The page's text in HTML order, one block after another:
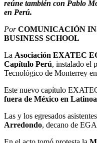
reúne también con Pablo
en Perú.
Por COMUNICACIÓN
BUSINESS SCHOOL
La Asociación EXATEC
Capítulo Perú, instalado el
Tecnológico de Monterrey
Este nuevo capítulo
fuera de México en
Las y los egresados
Arredondo, decano de